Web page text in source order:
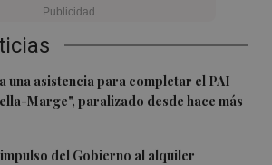
una asistencia para completar el PAI
Marge", paralizado desde hace más
del Gobierno al alquiler